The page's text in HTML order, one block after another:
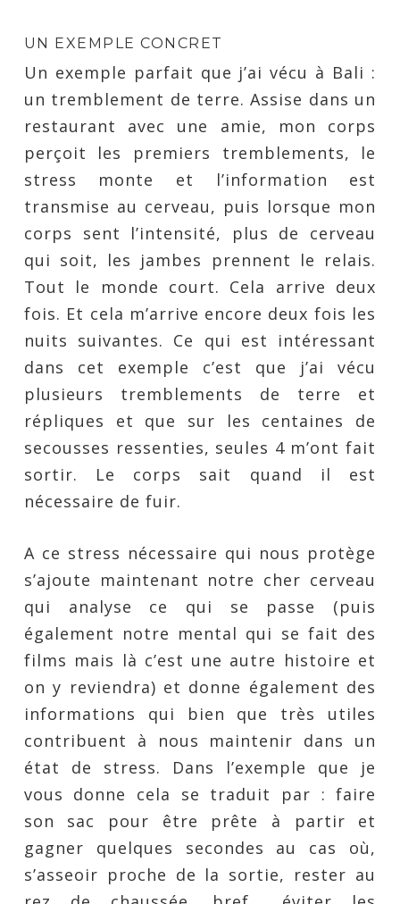
UN EXEMPLE CONCRET
Un exemple parfait que j’ai vécu à Bali :
un tremblement de terre. Assise dans un
restaurant avec une amie, mon corps
perçoit les premiers tremblements, le
stress monte et l’information est
transmise au cerveau, puis lorsque mon
corps sent l’intensité, plus de cerveau
qui soit, les jambes prennent le relais.
Tout le monde court. Cela arrive deux
fois. Et cela m’arrive encore deux fois les
nuits suivantes. Ce qui est intéressant
dans cet exemple c’est que j’ai vécu
plusieurs tremblements de terre et
répliques et que sur les centaines de
secousses ressenties, seules 4 m’ont fait
sortir. Le corps sait quand il est
nécessaire de fuir.
A ce stress nécessaire qui nous protège
s’ajoute maintenant notre cher cerveau
qui analyse ce qui se passe (puis
également notre mental qui se fait des
films mais là c’est une autre histoire et
on y reviendra) et donne également des
informations qui bien que très utiles
contribuent à nous maintenir dans un
état de stress. Dans l’exemple que je
vous donne cela se traduit par : faire
son sac pour être prête à partir et
gagner quelques secondes au cas où,
s’asseoir proche de la sortie, rester au